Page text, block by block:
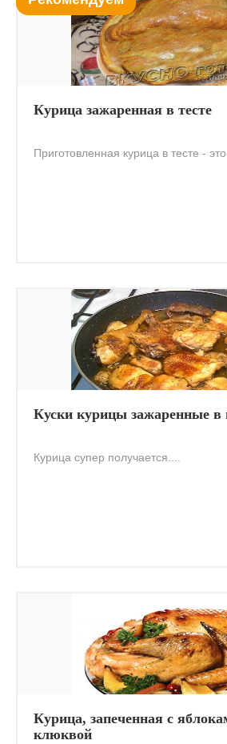
Курица зажаренная в тесте
Приготовленная курица в тесте - это
Куски курицы зажаренные в
Курица супер получается....
Курица, запеченная с
клюквой